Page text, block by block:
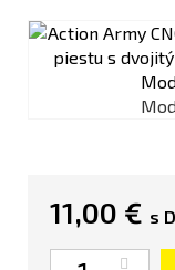
11,00 € s
Množstvo